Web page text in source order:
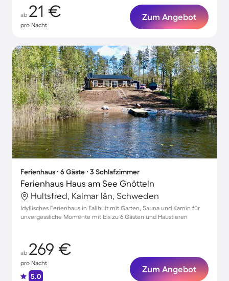
ab 21 €
pro Nacht
Zum Angebot
Ferienhaus ∙ 6 Gäste ∙ 3 Schlafzimmer
Ferienhaus Haus am See Gnötteln
Hultsfred, Kalmar län, Schweden
Idyllisches Ferienhaus in Fallhult mit Garten, Sauna und Kamin für
unvergessliche Momente mit bis zu 6 Gästen und Haustieren
ab 269 €
pro Nacht
5.0
Zum Angebot